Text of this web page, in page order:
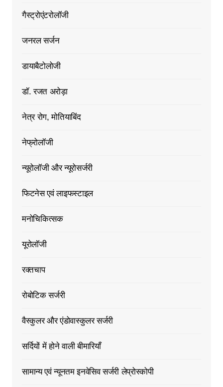
गैस्ट्रोएंटरोलॉजी
जनरल सर्जन
डायाबैटोलोजी
डॉ. रजत अरोड़ा
नेत्र रोग, मोतियाबिंद
नेफ्रोलॉजी
न्यूरोलॉजी और न्यूरोसर्जरी
फिटनेस एवं लाइफस्टाइल
मनोचिकित्सक
यूरोलॉजी
रक्तचाप
रोबोटिक सर्जरी
वैस्कुलर और एंडोवास्कुलर सर्जरी
सर्दियों में होने वाली बीमारियाँ
सामान्य एवं न्यूनतम इनवेसिव सर्जरी लेप्रोस्कोपी